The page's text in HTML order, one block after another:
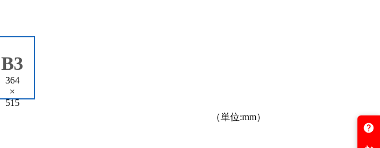
B3
364
×
515
（単位:mm）